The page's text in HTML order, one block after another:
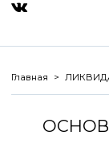
Главная